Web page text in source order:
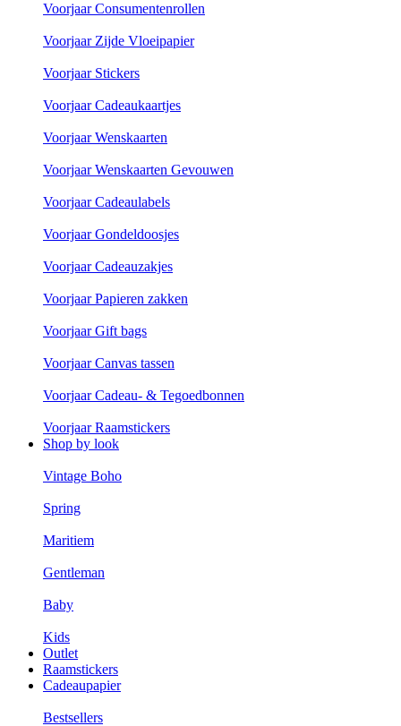
Voorjaar Consumentenrollen
Voorjaar Zijde Vloeipapier
Voorjaar Stickers
Voorjaar Cadeaukaartjes
Voorjaar Wenskaarten
Voorjaar Wenskaarten Gevouwen
Voorjaar Cadeaulabels
Voorjaar Gondeldoosjes
Voorjaar Cadeauzakjes
Voorjaar Papieren zakken
Voorjaar Gift bags
Voorjaar Canvas tassen
Voorjaar Cadeau- & Tegoedbonnen
Voorjaar Raamstickers
Shop by look
Vintage Boho
Spring
Maritiem
Gentleman
Baby
Kids
Outlet
Raamstickers
Cadeaupapier
Bestsellers